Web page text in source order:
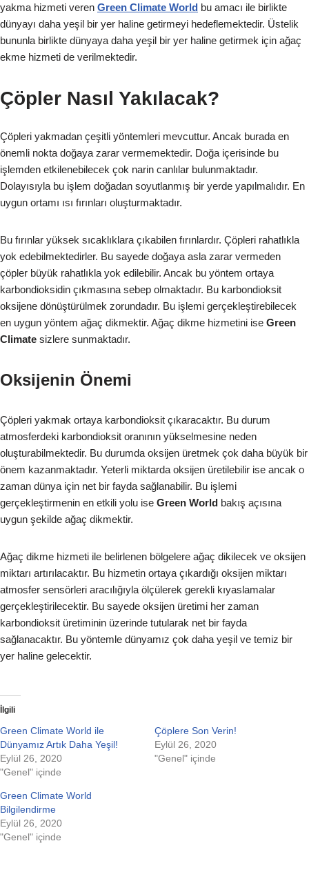
yakma hizmeti veren Green Climate World bu amacı ile birlikte
dünyayı daha yeşil bir yer haline getirmeyi hedeflemektedir. Üstelik
bununla birlikte dünyaya daha yeşil bir yer haline getirmek için ağaç
ekme hizmeti de verilmektedir.
Çöpler Nasıl Yakılacak?
Çöpleri yakmadan çeşitli yöntemleri mevcuttur. Ancak burada en
önemli nokta doğaya zarar vermemektedir. Doğa içerisinde bu
işlemden etkilenebilecek çok narin canlılar bulunmaktadır.
Dolayısıyla bu işlem doğadan soyutlanmış bir yerde yapılmalıdır. En
uygun ortamı ısı fırınları oluşturmaktadır.
Bu fırınlar yüksek sıcaklıklara çıkabilen fırınlardır. Çöpleri rahatlıkla
yok edebilmektedirler. Bu sayede doğaya asla zarar vermeden
çöpler büyük rahatlıkla yok edilebilir. Ancak bu yöntem ortaya
karbondioksidin çıkmasına sebep olmaktadır. Bu karbondioksit
oksijene dönüştürülmek zorundadır. Bu işlemi gerçekleştirebilecek
en uygun yöntem ağaç dikmektir. Ağaç dikme hizmetini ise Green
Climate sizlere sunmaktadır.
Oksijenin Önemi
Çöpleri yakmak ortaya karbondioksit çıkaracaktır. Bu durum
atmosferdeki karbondioksit oranının yükselmesine neden
oluşturabilmektedir. Bu durumda oksijen üretmek çok daha büyük bir
önem kazanmaktadır. Yeterli miktarda oksijen üretilebilir ise ancak o
zaman dünya için net bir fayda sağlanabilir. Bu işlemi
gerçekleştirmenin en etkili yolu ise Green World bakış açısına
uygun şekilde ağaç dikmektir.
Ağaç dikme hizmeti ile belirlenen bölgelere ağaç dikilecek ve oksijen
miktarı artırılacaktır. Bu hizmetin ortaya çıkardığı oksijen miktarı
atmosfer sensörleri aracılığıyla ölçülerek gerekli kıyaslamalar
gerçekleştirilecektir. Bu sayede oksijen üretimi her zaman
karbondioksit üretiminin üzerinde tutularak net bir fayda
sağlanacaktır. Bu yöntemle dünyamız çok daha yeşil ve temiz bir
yer haline gelecektir.
İlgili
Green Climate World ile
Dünyamız Artık Daha Yeşil!
Eylül 26, 2020
"Genel" içinde
Çöplere Son Verin!
Eylül 26, 2020
"Genel" içinde
Green Climate World
Bilgilendirme
Eylül 26, 2020
"Genel" içinde